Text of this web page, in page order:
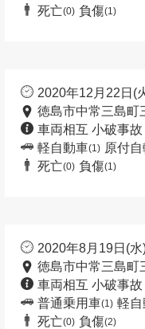
死亡(0) 負傷(1)
2020年12月22日(
徳島市中常三島町
車両相互 小破事故
軽自動車(1) 原付
死亡(0) 負傷(1)
2020年8月19日(
徳島市中常三島町
車両相互 小破事故
普通乗用車(1) 軽自
死亡(0) 負傷(2)